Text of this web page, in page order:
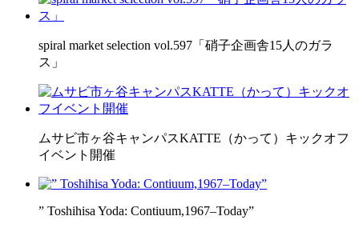
spiral market selection vol.597「硝子企画舎15人のガラ
ス」
ムサビ市ヶ谷キャンパスKATTE（かって）キックオフ
イベント開催
” Toshihisa Yoda: Contiuum,1967–Today”